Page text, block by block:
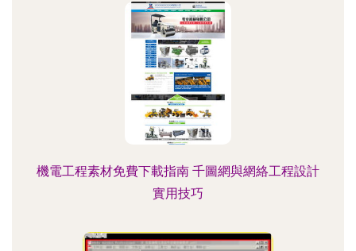
機電工程素材免費下載指南 千圖網與網絡工程設計
實用技巧